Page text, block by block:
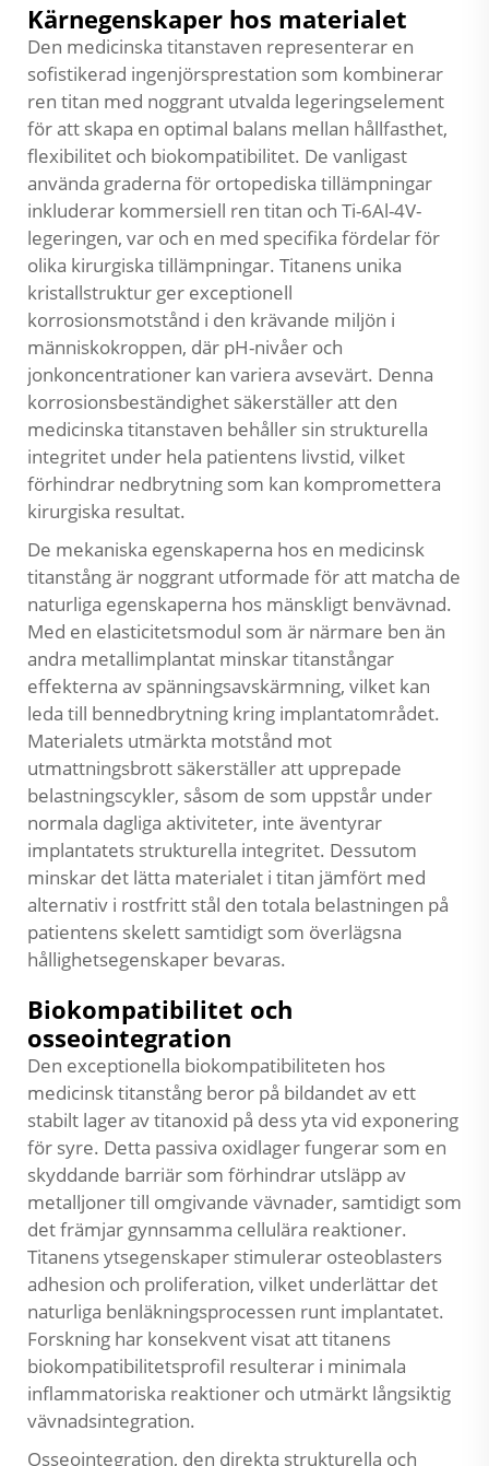
Kärnegenskaper hos materialet
Den medicinska titanstaven representerar en
sofistikerad ingenjörsprestation som kombinerar
ren titan med noggrant utvalda legeringselement
för att skapa en optimal balans mellan hållfasthet,
flexibilitet och biokompatibilitet. De vanligast
använda graderna för ortopediska tillämpningar
inkluderar kommersiell ren titan och Ti-6Al-4V-
legeringen, var och en med specifika fördelar för
olika kirurgiska tillämpningar. Titanens unika
kristallstruktur ger exceptionell
korrosionsmotstånd i den krävande miljön i
människokroppen, där pH-nivåer och
jonkoncentrationer kan variera avsevärt. Denna
korrosionsbeständighet säkerställer att den
medicinska titanstaven behåller sin strukturella
integritet under hela patientens livstid, vilket
förhindrar nedbrytning som kan kompromettera
kirurgiska resultat.
De mekaniska egenskaperna hos en medicinsk
titanstång är noggrant utformade för att matcha de
naturliga egenskaperna hos mänskligt benvävnad.
Med en elasticitetsmodul som är närmare ben än
andra metallimplantat minskar titanstångar
effekterna av spänningsavskärmning, vilket kan
leda till bennedbrytning kring implantatområdet.
Materialets utmärkta motstånd mot
utmattningsbrott säkerställer att upprepade
belastningscykler, såsom de som uppstår under
normala dagliga aktiviteter, inte äventyrar
implantatets strukturella integritet. Dessutom
minskar det lätta materialet i titan jämfört med
alternativ i rostfritt stål den totala belastningen på
patientens skelett samtidigt som överlägsna
hållighetsegenskaper bevaras.
Biokompatibilitet och
osseointegration
Den exceptionella biokompatibiliteten hos
medicinsk titanstång beror på bildandet av ett
stabilt lager av titanoxid på dess yta vid exponering
för syre. Detta passiva oxidlager fungerar som en
skyddande barriär som förhindrar utsläpp av
metalljoner till omgivande vävnader, samtidigt som
det främjar gynnsamma cellulära reaktioner.
Titanens ytsegenskaper stimulerar osteoblasters
adhesion och proliferation, vilket underlättar det
naturliga benläkningsprocessen runt implantatet.
Forskning har konsekvent visat att titanens
biokompatibilitetsprofil resulterar i minimala
inflammatoriska reaktioner och utmärkt långsiktig
vävnadsintegration.
Osseointegration, den direkta strukturella och